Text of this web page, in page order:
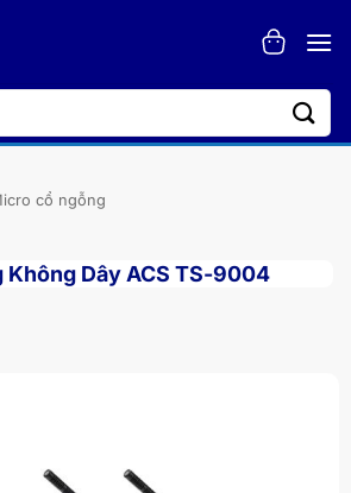
cổ ngỗng
Không Dây ACS TS-9004